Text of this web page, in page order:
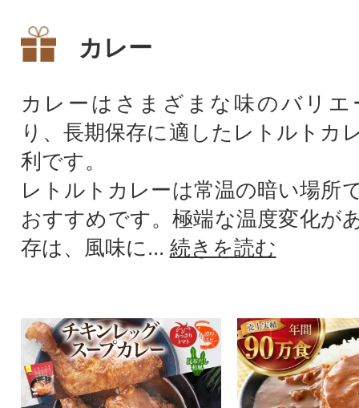
カレー
カレーはさまざまな味のバリ
り、長期保存に適したレトルトカ
利です。
レトルトカレーは常温の暗い場所
おすすめです。極端な温度変化が
存は、風味に... 続きを読む